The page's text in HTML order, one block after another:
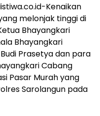
Kenaikan
melonjak tinggi di
Bhayangkari
Bhayangkari
Prasetya dan para
Cabang
Pasar Murah yang
Sarolangun pada